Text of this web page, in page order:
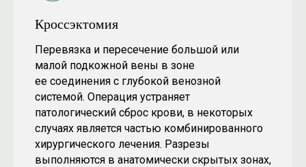
Кроссэктомия
Перевязка и пересечение большой или
малой подкожной вены в зоне
ее соединения с глубокой венозной
системой. Операция устраняет
патологический сброс крови, в некоторых
случаях является частью комбинированного
хирургического лечения. Разрезы
выполняются в анатомически скрытых зонах,